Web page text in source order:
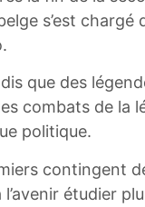
s’est chargé
que des
combats de la
politique.
contingent
étudier